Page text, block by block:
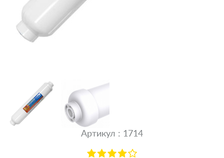
Артикул : 1714